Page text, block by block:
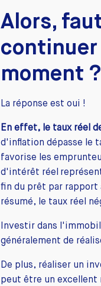
Alors,
continuer
moment ?
La réponse est oui !
En effet, le taux réel
d'inflation dépasse le
favorise les
d'intérêt réel
fin du prêt par rapport
résumé, le taux réel
Investir dans
généralement de
De plus, réaliser un
peut être un excellent